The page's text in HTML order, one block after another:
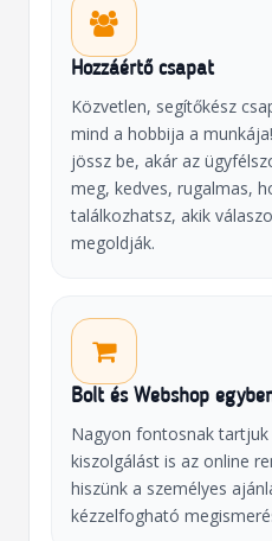
Hozzáértő csapat
Közvetlen, segítőkész
mind a hobbija a
jössz be, akár az
meg, kedves, rugalmas,
találkozhatsz, akik
megoldják.
Bolt és Webshop
Nagyon fontosnak
kiszolgálást is az online
hiszünk a személyes
kézzelfogható